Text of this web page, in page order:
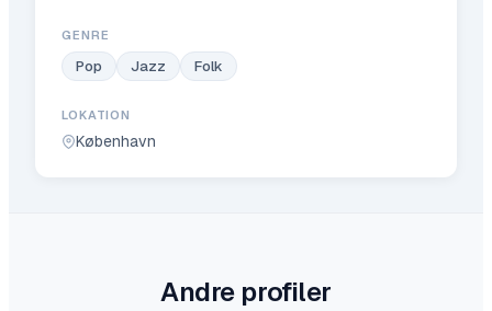
GENRE
Pop Jazz Folk
LOKATION
København
Andre profiler